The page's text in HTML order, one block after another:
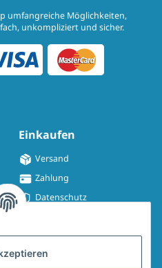
umfangreiche Möglichkeiten,
unkompliziert und sicher.
Einkaufen
Versand
Zahlung
Datenschutz
Widerrufsrecht
AGB